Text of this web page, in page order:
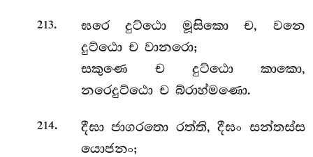
213. ඝරෙදුට්ඨො මූසිකො ච, වනෙ
දුට්ඨො ච වානරො;
සකුණෙ ච දුට්ඨො කාකො,
නරෙදුට්ඨො ච බ්රාහ්මණො.
214.
දීඝා ජාගරතො රත්ති, දීඝං සන්තස්ස
යොජනං;